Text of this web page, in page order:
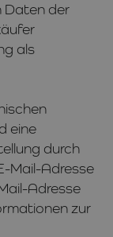
Daten der
als
eine
durch
Mail-Adresse
Adresse
zur